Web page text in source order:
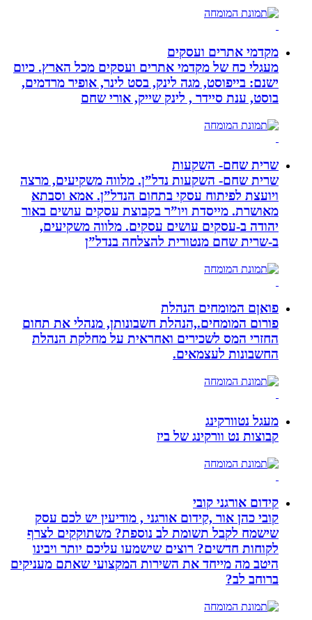
מקדמי אתרים ועסקים
מעגלי כח של מקדמי אתרים ועסקים מכל הארץ. כיום
ישנם: בייפוסט, מגה לינק, בסט לינר, אופיר מרדמים,
בוסט, ענת סיידר , לינק שייק, אורי שחם
שרית שחם- השקעות
שרית שחם- השקעות נדל”ן. מלווה משקיעים, מרצה
ויועצת לפיתוח עסקי בתחום הנדל”ן. אמא וסבתא
מאושרת. ‏מייסדת ויו”ר בקבוצת עסקים עושים באור
יהודה‏ ב-‏עסקים עושים עסקים‏. ‏מלווה משקיעים,
ב-‏שרית שחם מנטורית להצלחה בנדל”ן‏
פואןם המומחים הנהלת
פורום המומחים.,הנהלת חשבונותן, מנהלי את תחום
החזרי המס לשכירים ואחראית על מחלקת הנהלת
החשבונות לעצמאים.
מעגל נטוורקינג
קבוצות נט וורקינג של ביז
קידום אורגני קובי
קובי כהן אור ,קידום אורגני , מודיעין יש לכם עסק
שישמח לקבל תשומת לב נוספת? משתוקקים לצרף
לקוחות חדשים? רוצים שישמעו עליכם יותר ויבינו
היטב מה מייחד את השירות המקצועי שאתם מעניקים
ברוחב לב?